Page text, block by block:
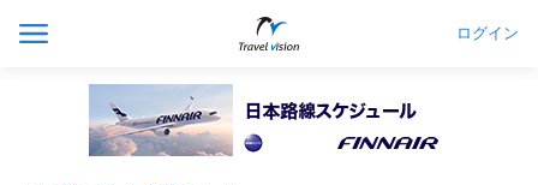
ログイン